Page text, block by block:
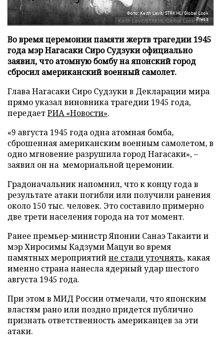
Фото: Keith Levit/STRKHL/Global Look
Press
Во время церемонии памяти жертв трагедии 1945
года мэр Нагасаки Сиро Судзуки официально
заявил, что атомную бомбу на японский город
сбросил американский военный самолет.
Глава Нагасаки Сиро Судзуки в Декларации мира
прямо указал виновника трагедии 1945 года,
передаетРИА «Новости».
«9 августа 1945 года одна атомная бомба,
сброшенная американским военным самолетом, в
одно мгновение разрушила город Нагасаки», –
заявил он на мемориальной церемонии.
Градоначальник напомнил, что к концу года в
результате атаки погибли или получили ранения
около 150 тыс. человек. Это составило примерно
две трети населения города на тот момент.
Ранее премьер-министр Японии Санаэ Такаити и
мэр Хиросимы Кадзуми Мацуи во время
памятных мероприятийне стали уточнять, какая
именно страна нанесла ядерный удар шестого
августа 1945 года.
При этом в МИД России отмечали, что японским
властям рано или поздно придется публично
признать ответственность американцев за эти
атаки.